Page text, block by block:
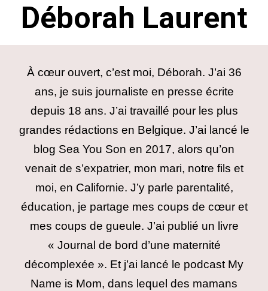
Déborah Laurent
À cœur ouvert, c’est moi, Déborah. J’ai 36
ans, je suis journaliste en presse écrite
depuis 18 ans. J’ai travaillé pour les plus
grandes rédactions en Belgique. J’ai lancé le
blog Sea You Son en 2017, alors qu’on
venait de s’expatrier, mon mari, notre fils et
moi, en Californie. J’y parle parentalité,
éducation, je partage mes coups de cœur et
mes coups de gueule. J’ai publié un livre
« Journal de bord d’une maternité
décomplexée ». Et j’ai lancé le podcast My
Name is Mom, dans lequel des mamans